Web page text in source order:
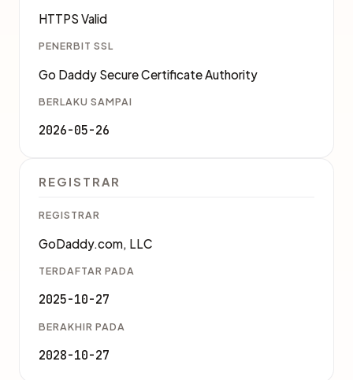
HTTPS Valid
PENERBIT SSL
Go Daddy Secure Certificate Authority
BERLAKU SAMPAI
2026-05-26
REGISTRAR
REGISTRAR
GoDaddy.com, LLC
TERDAFTAR PADA
2025-10-27
BERAKHIR PADA
2028-10-27